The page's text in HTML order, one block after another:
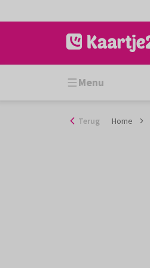
naar
Menu
Terug Home